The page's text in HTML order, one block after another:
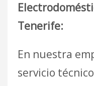
Tenerife:
En nuestra
servicio